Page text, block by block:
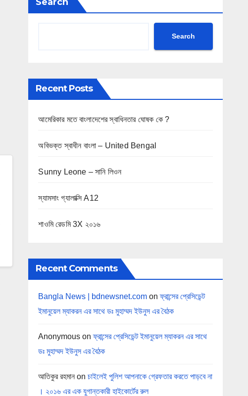
Search
Recent Posts
আমেরিকার মতে বাংলাদেশের স্বাধিনতার ঘোষক কে ?
অবিভক্ত স্বাধীন বাংলা – United Bengal
Sunny Leone – সানি লিওন
স্যামসাং গ্যালাক্সি A12
শাওমি রেডমি 3X ২০১৬
Recent Comments
Bangla News | bdnewsnet.com onফ্রান্সের প্রেসিডেন্ট
ইমানুয়েল ম্যাকরন এর সাথে ডঃ মুহাম্মদ ইউনুস এর বৈঠক
Anonymous onফ্রান্সের প্রেসিডেন্ট ইমানুয়েল ম্যাকরন এর সাথে
ডঃ মুহাম্মদ ইউনুস এর বৈঠক
আতিকুর রহমান onচাইলেই পুলিশ আপনাকে গ্রেফতার করতে পাড়বে না
। ২০১৬ এর এক যুগান্তকারী হাইকোর্টের রুল